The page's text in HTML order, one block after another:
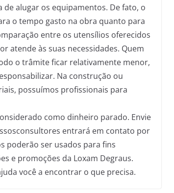
alugar os equipamentos. De fato, o
o tempo gasto na obra quanto para
entre os utensílios oferecidos
atende às suas necessidades. Quem
o trâmite ficar relativamente menor,
Na construção ou
possuímos profissionais para
como dinheiro parado. Envie
entrará em contato por
poderão ser usados para fins
e promoções da Loxam Degraus.
você a encontrar o que precisa.